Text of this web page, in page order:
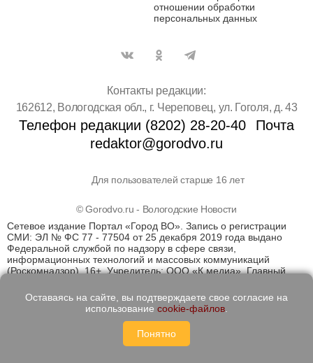
отношении обработки
персональных данных
Контакты редакции:
162612, Вологодская обл., г. Череповец, ул. Гоголя, д. 43
Телефон редакции (8202) 28-20-40
Почта
redaktor@gorodvo.ru
Для пользователей старше 16 лет
© Gorodvo.ru - Вологодские Новости
Сетевое издание Портал «Город ВО». Запись о регистрации
СМИ: ЭЛ № ФС 77 - 77504 от 25 декабря 2019 года выдано
Федеральной службой по надзору в сфере связи,
информационных технологий и массовых коммуникаций
(Роскомнадзор). 16+. Учредитель: ООО «К медиа». Главный
применяются рекомендательные технологии (информационные
технологии предоставления информации на основе сбора,
систематизации и анализа сведений, относящихся к
предпочтениям пользователей сети "Интернет", находящихся
на территории Российской Федерации)
Оставаясь на сайте, вы подтверждаете свое согласие на
использование cookie-файлов
Понятно